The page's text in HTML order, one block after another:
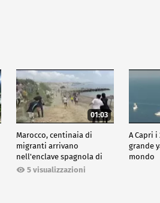
01:03
Marocco, centinaia di
migranti arrivano
nell'enclave spagnola di
Ceuta5 visualizzazioni
A Capri
grande
mondo